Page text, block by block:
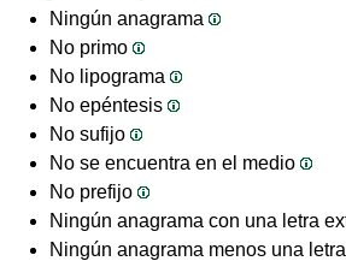
Ningún anagrama
No primo
No lipograma
No epéntesis
No sufijo
No se encuentra en el medio
No prefijo
Ningún anagrama con una letra
Ningún anagrama menos una letra